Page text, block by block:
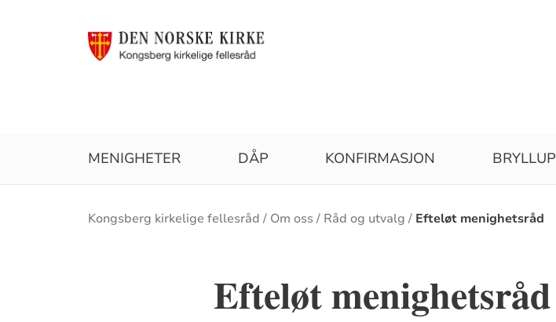
MENIGHETER DÅP KONFIRMASJON BRYLLUP
Brødsmulesti
Kongsberg kirkelige fellesråd Om oss Råd og utvalg Efteløt menighetsråd
Efteløt menighetsråd